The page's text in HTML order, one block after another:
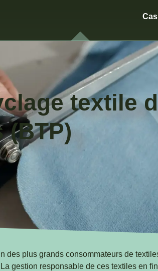
textile
des plus grands consommateurs de
gestion responsable de ces textiles en